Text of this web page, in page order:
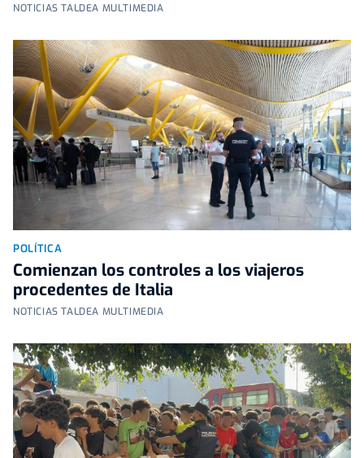
NOTICIAS TALDEA MULTIMEDIA
POLÍTICA
Comienzan los controles a los viajeros
procedentes de Italia
NOTICIAS TALDEA MULTIMEDIA